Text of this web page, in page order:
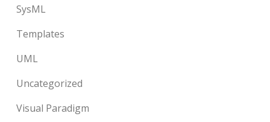
SysML
Templates
UML
Uncategorized
Visual Paradigm